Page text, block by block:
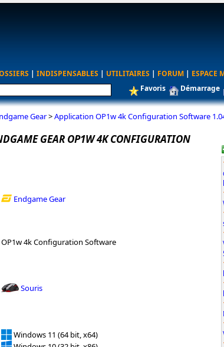
| INDISPENSABLES | UTILITAIRES | FORUM | ESPACE
Favoris Démarrage
Gear>Application OP1w 4k Configuration Software
GEAR OP1W 4K CONFIGURATION
Endgame Gear
OP1w 4k Configuration Software
Souris
Windows 11 (64 bit, x64)